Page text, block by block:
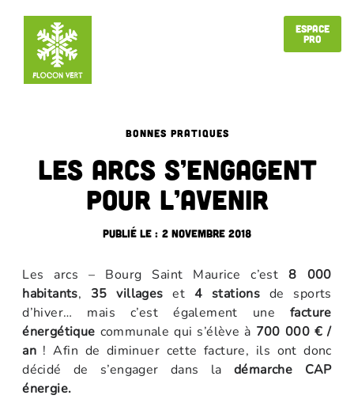
Espace
Pro
BONNES PRATIQUES
Les Arcs s’engagent
pour l’avenir
Publié le : 2 novembre 2018
Les arcs – Bourg Saint Maurice c’est8 000
habitants, 35 villages et 4 stations de sports
d’hiver… mais c’est également unefacture
énergétique communale qui s’élève à 700 000 € /
an! Afin de diminuer cette facture, ils ont donc
décidé de s’engager dans ladémarche CAP
énergie.